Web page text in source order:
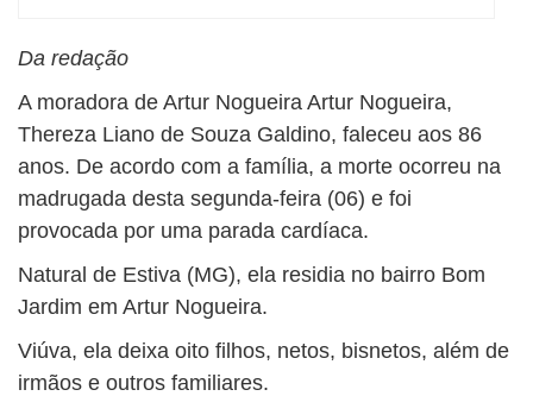
Da redação
A moradora de Artur Nogueira Artur Nogueira,
Thereza Liano de Souza Galdino, faleceu aos 86
anos. De acordo com a família, a morte ocorreu na
madrugada desta segunda-feira (06) e foi
provocada por uma parada cardíaca.
Natural de Estiva (MG), ela residia no bairro Bom
Jardim em Artur Nogueira.
Viúva, ela deixa oito filhos, netos, bisnetos, além de
irmãos e outros familiares.